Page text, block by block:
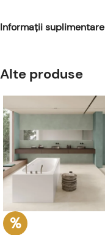
Informații suplimentare
Alte produse